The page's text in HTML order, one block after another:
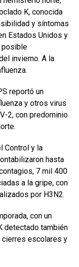
K, conocida
y síntomas
Estados Unidos y
posible
invierno. A la
reportó un
y otros virus
2, con predominio
Control y la
hasta
7 mil 400
a la gripe, con
por H3N2.
con un
detectado también
cierres escolares y